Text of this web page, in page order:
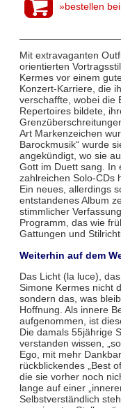
»bestellen
Mit extravaganten
orientierten
Kermes vor einem
Konzert-Karriere, die
verschaffte, wobei die
Repertoires bildete,
Art Markenzeichen
Barockmusik“ wurde
angekündigt, wo sie
Gott im Duett sang. In
zahlreichen Solo-CDs
Ein neues, allerdings
entstandenes Album
stimmlicher
Programm, das wie
Gattungen und
Weiterhin auf dem
Das Licht (la luce),
Simone Kermes nicht
sondern das, was
Hoffnung. Als innere
aufgenommen, ist
Die damals 55jährige
verstanden wissen,
Ego, mit mehr
rückblickendes „Best
die sie vorher noch
lange auf einer
Selbstverständlich